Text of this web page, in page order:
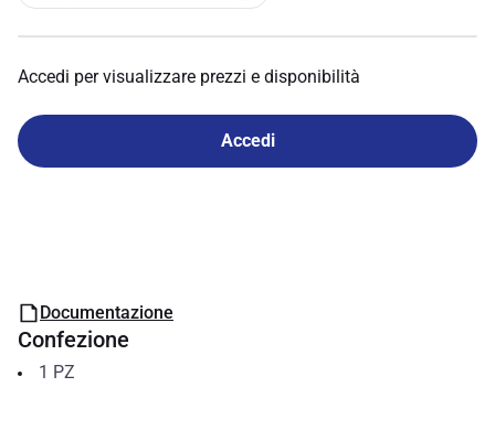
Accedi per visualizzare prezzi e disponibilità
Accedi
Documentazione
Confezione
1 PZ